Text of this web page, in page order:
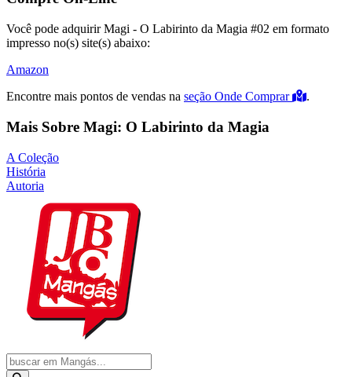
Você pode adquirir Magi - O Labirinto da Magia #02 em formato
impresso no(s) site(s) abaixo:
Amazon
Encontre mais pontos de vendas na seção Onde Comprar .
Mais Sobre Magi: O Labirinto da Magia
A Coleção
História
Autoria